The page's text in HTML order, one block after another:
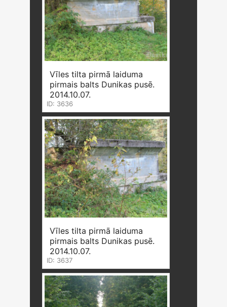
Vīles tilta pirmā laiduma
pirmais balts Dunikas pusē.
2014.10.07.
ID: 3636
Vīles tilta pirmā laiduma
pirmais balts Dunikas pusē.
2014.10.07.
ID: 3637